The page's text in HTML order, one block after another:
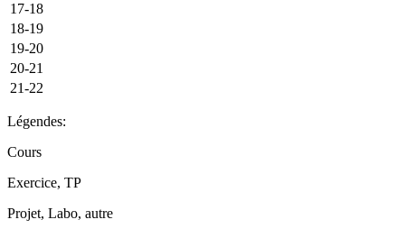
17-18
18-19
19-20
20-21
21-22
Légendes:
Cours
Exercice, TP
Projet, Labo, autre